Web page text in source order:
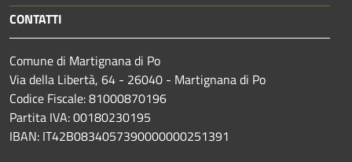
CONTATTI
Comune di Martignana di Po
Via della Libertà, 64 - 26040 - Martignana di Po
Codice Fiscale: 81000870196
Partita IVA: 00180230195
IBAN: IT42B0834057390000000251391